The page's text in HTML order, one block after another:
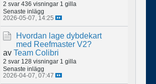
2 svar 436 visningar 1 gilla
Senaste inlägg
2026-05-07, 14:25
Hvordan lage dybdekart
med Reefmaster V2?
av Team Colibri
2 svar 128 visningar 1 gilla
Senaste inlägg
2026-04-07, 07:47